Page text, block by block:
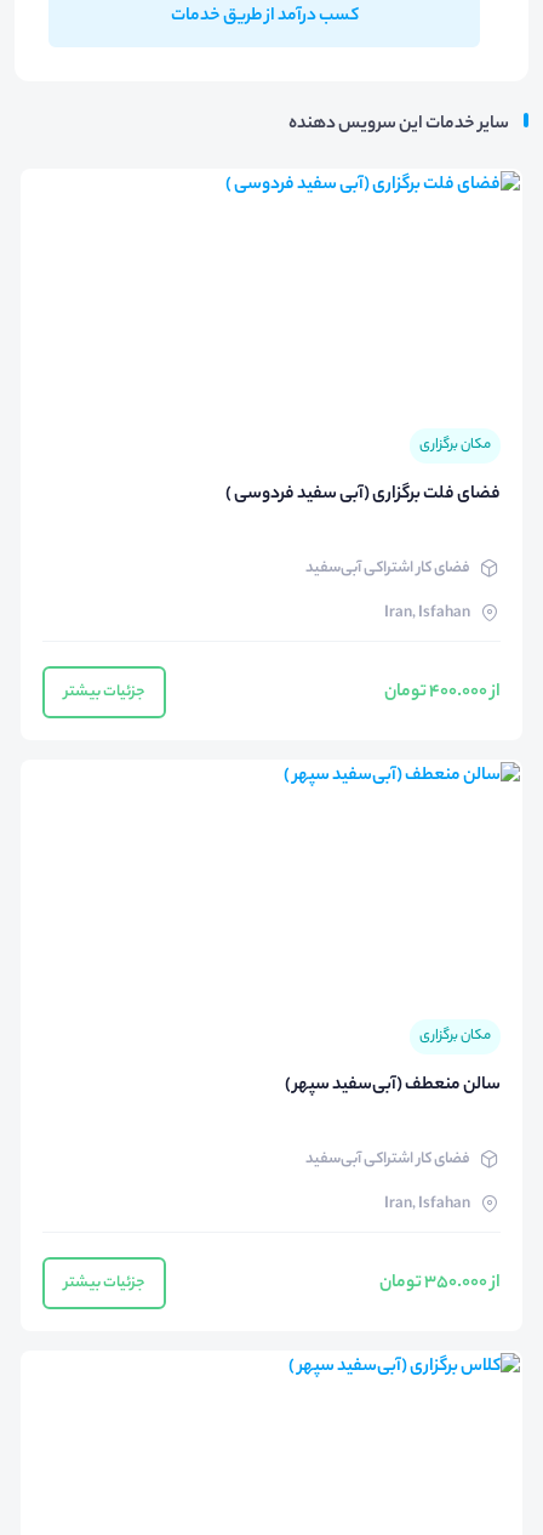
کسب درآمد از طریق خدمات
سایر خدمات این سرویس دهنده
مکان برگزاری
فضای فلت برگزاری (آبی سفید فردوسی )
فضای کار اشتراکی آبی‌سفید
Iran, Isfahan
از 400.000 تومان جزئیات بیشتر
مکان برگزاری
سالن منعطف (آبی‌سفید سپهر )
فضای کار اشتراکی آبی‌سفید
Iran, Isfahan
از 350.000 تومان جزئیات بیشتر